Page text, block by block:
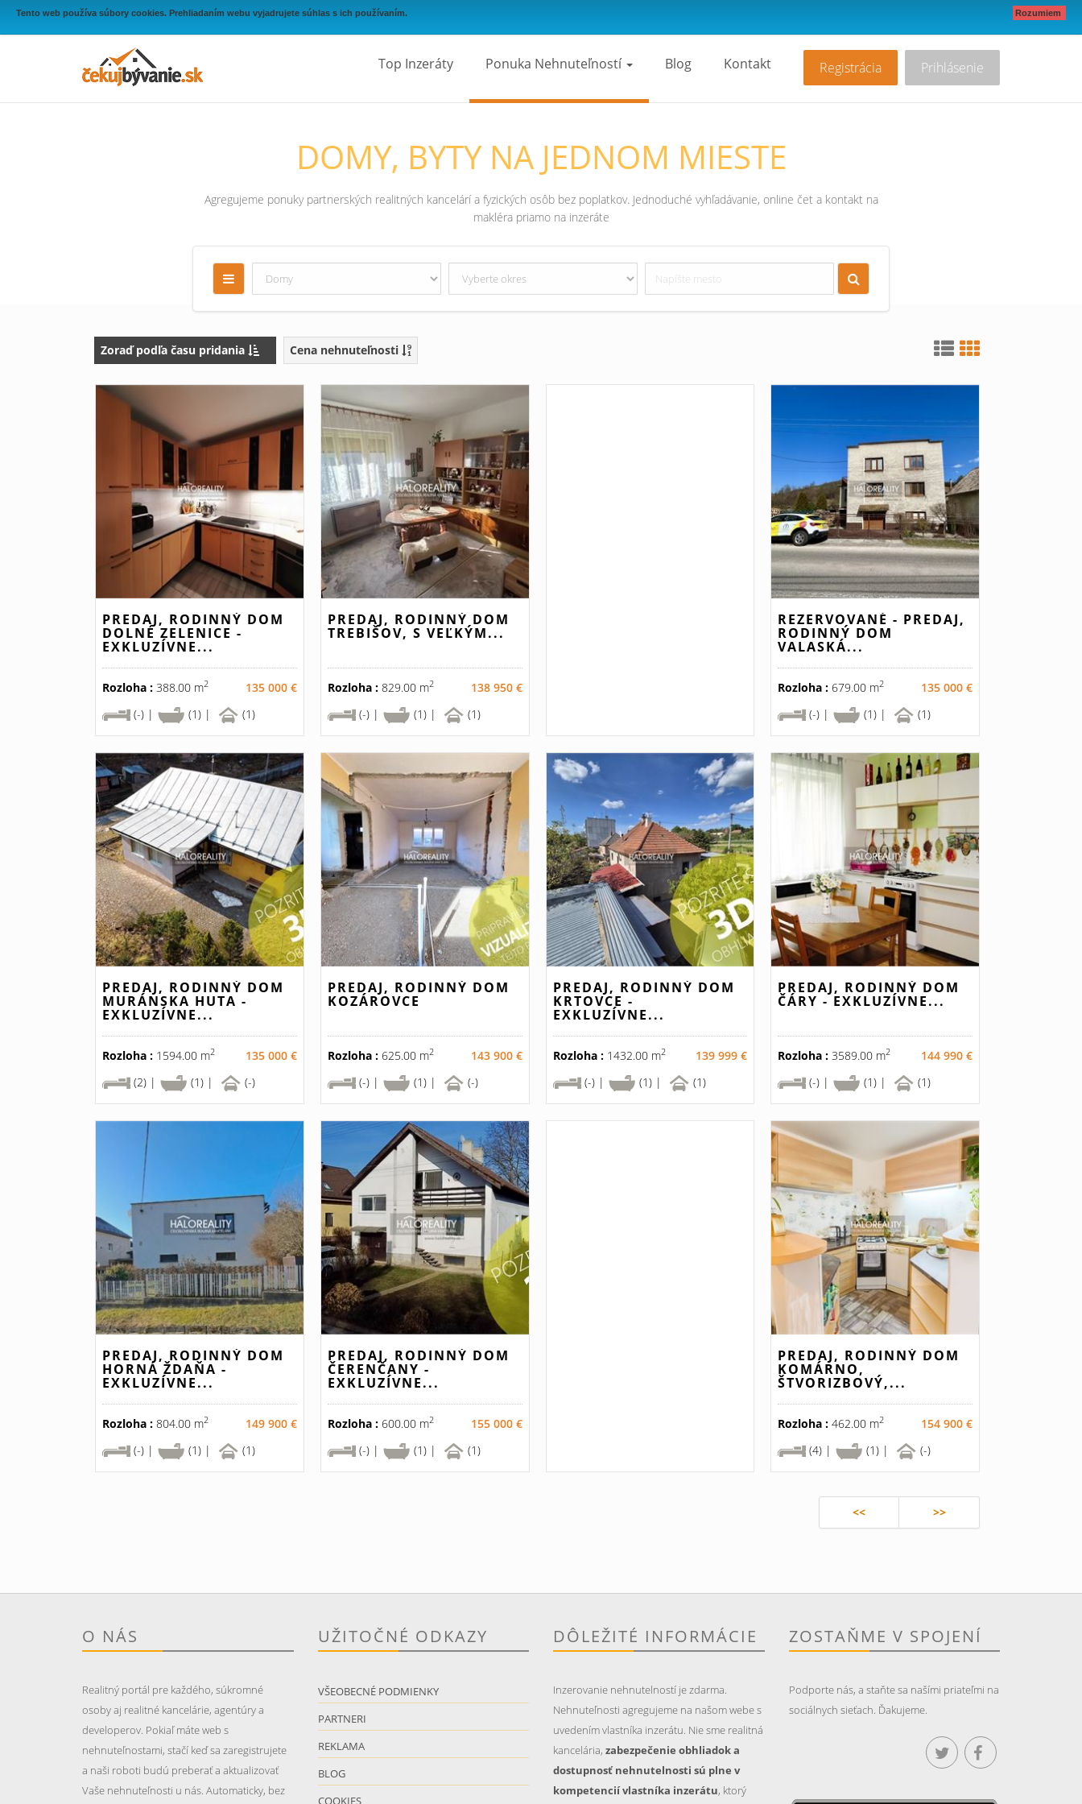
Tento web používa súbory cookies. Prehliadaním webu vyjadrujete súhlas s ich používaním. Rozumiem
Registrácia Prihlásenie
Top Inzeráty Ponuka Nehnuteľností Blog Kontakt
DOMY, BYTY NA JEDNOM MIESTE
Agregujeme ponuky partnerských realitných kancelárí a fyzických osôb bez poplatkov. Jednoduché vyhľadávanie, online čet a kontakt na
makléra priamo na inzeráte
Zoraď podľa času pridania Cena nehnuteľnosti
PREDAJ, RODINNÝ DOM
DOLNÉ ZELENICE -
EXKLUZÍVNE...
Rozloha : 388.00 m2
135 000 €
(-) |
(1) | (1)
PREDAJ, RODINNÝ DOM
TREBIŠOV, S VEĽKÝM...
Rozloha :829.00 m2
138 950 €
(-) |
(1) | (1)
REZERVOVANÉ - PREDAJ,
RODINNÝ DOM
VALASKÁ...
Rozloha : 679.00 m2
135 000 €
(-) |
(1) | (1)
PREDAJ, RODINNÝ DOM
MURÁNSKA HUTA -
EXKLUZÍVNE...
Rozloha : 1594.00 m2
135 000 €
(2) |
(1) | (-)
PREDAJ, RODINNÝ DOM
KOZÁROVCE
Rozloha :625.00 m2
143 900 €
(-) |
(1) | (-)
PREDAJ, RODINNÝ DOM
KRTOVCE -
EXKLUZÍVNE...
Rozloha :1432.00 m2
139 999 €
(-) |
(1) | (1)
PREDAJ, RODINNÝ DOM
ČÁRY - EXKLUZÍVNE...
Rozloha : 3589.00 m2
144 990 €
(-) |
(1) | (1)
PREDAJ, RODINNÝ DOM
HORNÁ ŽDAŇA -
EXKLUZÍVNE...
Rozloha : 804.00 m2
149 900 €
(-) |
(1) | (1)
PREDAJ, RODINNÝ DOM
ČERENČANY -
EXKLUZÍVNE...
Rozloha :600.00 m2
155 000 €
(-) |
(1) | (1)
PREDAJ, RODINNÝ DOM
KOMÁRNO,
ŠTVORIZBOVÝ,...
Rozloha : 462.00 m2
154 900 €
(4) |
(1) | (-)
<< >>
O NÁS
Realitný portál pre každého, súkromné
osoby aj realitné kancelárie, agentúry a
developerov. Pokiaľ máte web s
nehnuteľnostami, stačí keď sa zaregistrujete
a naši roboti budú preberať a aktualizovať
Vaše nehnuteľnosti u nás. Automaticky, bez
UŽITOČNÉ ODKAZY
VŠEOBECNÉ PODMIENKY
PARTNERI
REKLAMA
BLOG
COOKIES
DÔLEŽITÉ INFORMÁCIE
Inzerovanie nehnutelností je zdarma.
Nehnuteľnosti agregujeme na našom webe s
uvedením vlastníka inzerátu. Nie sme realitná
kancelária, zabezpečenie obhliadok a
dostupnosť nehnutelnosti sú plne v
kompetencií vlastníka inzerátu, ktorý
ZOSTAŇME V SPOJENÍ
Podporte nás, a staňte sa našími priateľmi na
sociálnych sieťach. Ďakujeme.